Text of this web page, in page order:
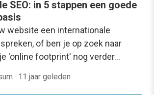
SEO: in 5 stappen een goede
website een internationale
of ben je op zoek naar
'online footprint' nog verder…
· 11 jaar geleden